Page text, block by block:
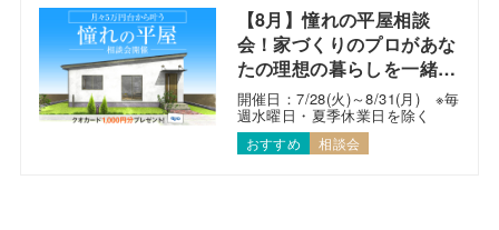
【8月】憧れの平屋相談
会！家づくりのプロがあな
たの理想の暮らしを一緒に
考えます！
開催日：7/28(火)～8/31(月) ※毎
週水曜日・夏季休業日を除く
おすすめ 相談会